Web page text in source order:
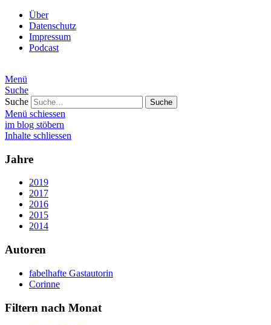
Über
Datenschutz
Impressum
Podcast
Menü
Suche
Suche
Menü schiessen
im blog stöbern
Inhalte schliessen
Jahre
2019
2017
2016
2015
2014
Autoren
fabelhafte Gastautorin
Corinne
Filtern nach Monat